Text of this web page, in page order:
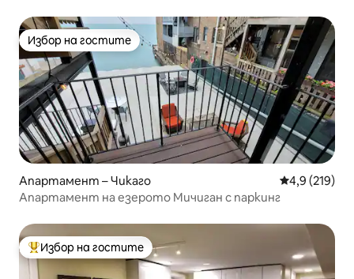
Избор на гостите
Избор на гостите
Апартамент – Чикаго Средна
4,9 (219)
Апартамент на езерото Мичиган с паркинг
Най-популярен избор на гостите
Избор на гостите